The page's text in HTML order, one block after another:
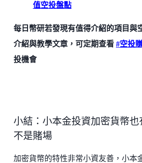
值空投盤點
每日幣研若發現有值得介紹的項目與
介紹與教學文章，可定期查看 #空投
投機會
小結：小本金投資加密貨幣
不是賭場
加密貨幣的特性非常小資友善，小本